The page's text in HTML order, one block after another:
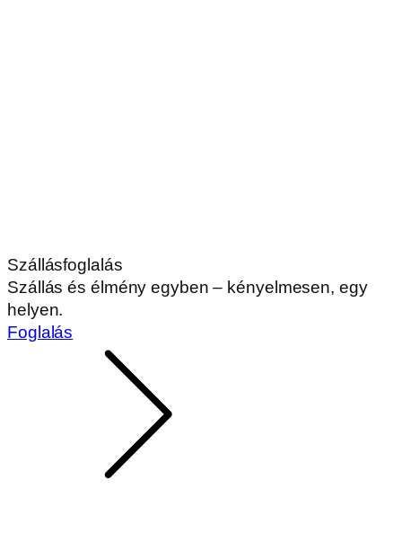
Szállásfoglalás
Szállás és élmény egyben – kényelmesen, egy
helyen.
Foglalás